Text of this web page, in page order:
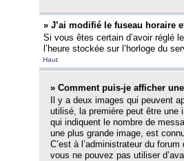
» J’ai modifié le fuseau horaire
Si vous êtes certain d’avoir réglé
l’heure stockée sur l’horloge du
Haut
» Comment puis-je afficher
Il y a deux images qui peuvent
utilisé, la première peut être une
qui indiquent le nombre de
une plus grande image, est
C’est à l’administrateur du
vous ne pouvez pas utiliser